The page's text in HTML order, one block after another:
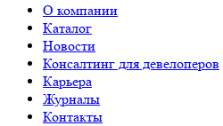
О компании
Каталог
Новости
Консалтинг для девелоперов
Карьера
Журналы
Контакты